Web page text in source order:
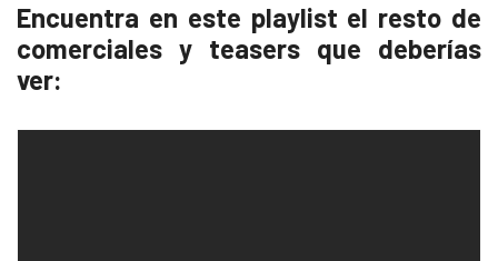
Encuentra en este playlist el resto de
comerciales y teasers que deberías
ver: